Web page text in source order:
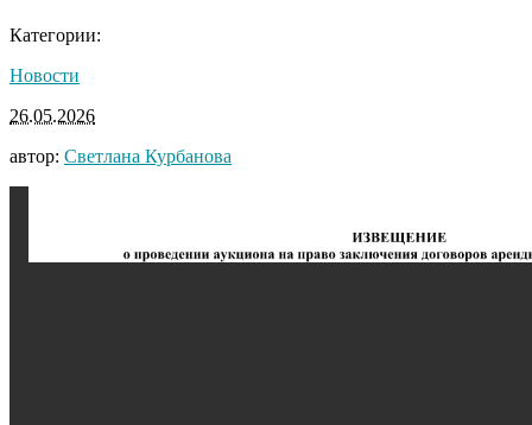
Категории:
Новости
26.05.2026
автор: Светлана Курбанова